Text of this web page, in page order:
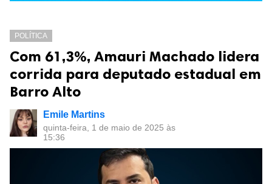
POLÍTICA
Com 61,3%, Amauri Machado lidera
corrida para deputado estadual em
Barro Alto
Emile Martins
quinta-feira, 1 de maio de 2025 às
15:36